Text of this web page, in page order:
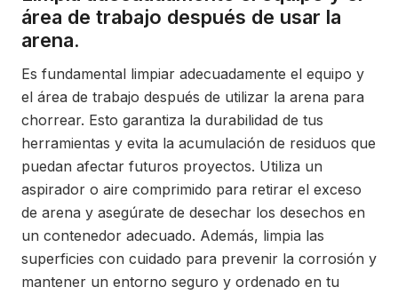
área de trabajo después de usar la
arena.
Es fundamental limpiar adecuadamente el equipo y
el área de trabajo después de utilizar la arena para
chorrear. Esto garantiza la durabilidad de tus
herramientas y evita la acumulación de residuos que
puedan afectar futuros proyectos. Utiliza un
aspirador o aire comprimido para retirar el exceso
de arena y asegúrate de desechar los desechos en
un contenedor adecuado. Además, limpia las
superficies con cuidado para prevenir la corrosión y
mantener un entorno seguro y ordenado en tu